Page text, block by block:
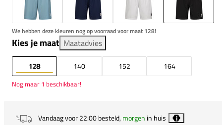
We hebben deze kleuren nog op voorraad voor maat 128!
Kies je maat Maatadvies
128 140 152 164
Nog maar 1 beschikbaar!
Vandaag voor 22:00 besteld,morgen in huis i